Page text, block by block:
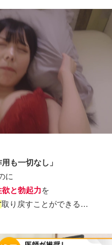
も一切なし」
に
欲と勃起力を
取り戻すことができる…